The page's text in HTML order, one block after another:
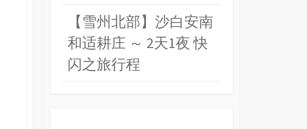
【雪州北部】沙白安南
和适耕庄 ～ 2天1夜 快
闪之旅行程